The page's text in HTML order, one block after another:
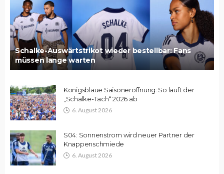
Schalke-Auswärtstrikot wieder bestellbar: Fans
müssen lange warten
Königsblaue Saisoneröffnung: So läuft der
„Schalke-Tach“ 2026 ab
6. August 2026
S04: Sonnenstrom wird neuer Partner der
Knappenschmiede
6. August 2026